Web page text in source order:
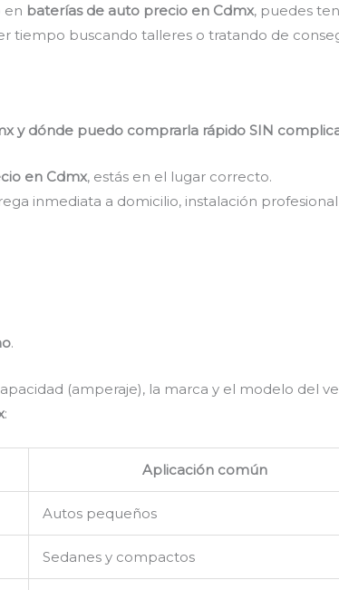
en baterías de auto precio en Cdmx, puedes
tiempo buscando talleres o tratando de
y dónde puedo comprarla rápido SIN
en Cdmx, estás en el lugar correcto.
inmediata a domicilio, instalación
.
(amperaje), la marca y el modelo del
:
Aplicación común
Autos pequeños
Sedanes y compactos